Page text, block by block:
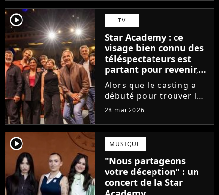
player2 TV
Star Academy : ce
visage bien connu des
téléspectateurs est
partant pour revenir,
sauf que la place est
déjà prise
Alors que le casting a
débuté pour trouver les
prochains Pierre
Ambre, une professeure
emblématique de la Star
Academy se positionne
pour enseigner le chant
aux...
28 mai 2026
player2 MUSIQUE
"Nous partageons
votre déception" : un
concert de la Star